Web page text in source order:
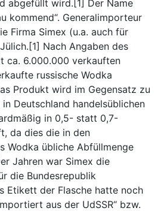
abgefüllt wird.[1] Der Name
kommend“. Generalimporteur
Firma Simex (u.a. auch für
Nach Angaben des
ca. 6.000.000 verkauften
russische Wodka
Produkt wird im Gegensatz zu
Deutschland handelsüblichen
in 0,5- statt 0,7-
da dies die in den
Wodka übliche Abfüllmenge
Jahren war Simex die
die Bundesrepublik
Etikett der Flasche hatte noch
aus der UdSSR“ bzw.